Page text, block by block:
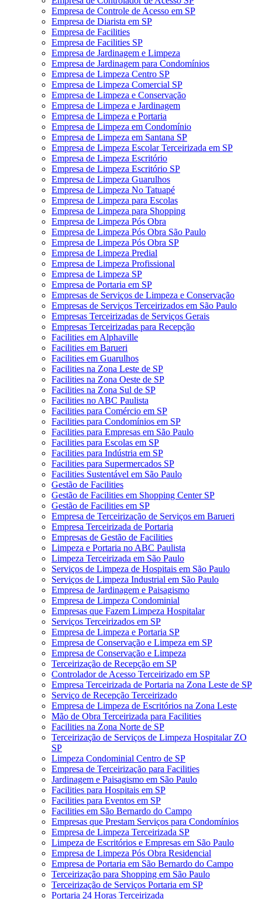
Empresa de Controle de Acesso em SP
Empresa de Diarista em SP
Empresa de Facilities
Empresa de Facilities SP
Empresa de Jardinagem e Limpeza
Empresa de Jardinagem para Condomínios
Empresa de Limpeza Centro SP
Empresa de Limpeza Comercial SP
Empresa de Limpeza e Conservação
Empresa de Limpeza e Jardinagem
Empresa de Limpeza e Portaria
Empresa de Limpeza em Condomínio
Empresa de Limpeza em Santana SP
Empresa de Limpeza Escolar Terceirizada em SP
Empresa de Limpeza Escritório
Empresa de Limpeza Escritório SP
Empresa de Limpeza Guarulhos
Empresa de Limpeza No Tatuapé
Empresa de Limpeza para Escolas
Empresa de Limpeza para Shopping
Empresa de Limpeza Pós Obra
Empresa de Limpeza Pós Obra São Paulo
Empresa de Limpeza Pós Obra SP
Empresa de Limpeza Predial
Empresa de Limpeza Profissional
Empresa de Limpeza SP
Empresa de Portaria em SP
Empresas de Serviços de Limpeza e Conservação
Empresas de Serviços Terceirizados em São Paulo
Empresas Terceirizadas de Serviços Gerais
Empresas Terceirizadas para Recepção
Facilities em Alphaville
Facilities em Barueri
Facilities em Guarulhos
Facilities na Zona Leste de SP
Facilities na Zona Oeste de SP
Facilities na Zona Sul de SP
Facilities no ABC Paulista
Facilities para Comércio em SP
Facilities para Condomínios em SP
Facilities para Empresas em São Paulo
Facilities para Escolas em SP
Facilities para Indústria em SP
Facilities para Supermercados SP
Facilities Sustentável em São Paulo
Gestão de Facilities
Gestão de Facilities em Shopping Center SP
Gestão de Facilities em SP
Empresa de Terceirização de Serviços em Barueri
Empresa Terceirizada de Portaria
Empresas de Gestão de Facilities
Limpeza e Portaria no ABC Paulista
Limpeza Terceirizada em São Paulo
Serviços de Limpeza de Hospitais em São Paulo
Serviços de Limpeza Industrial em São Paulo
Empresa de Jardinagem e Paisagismo
Empresa de Limpeza Condominial
Empresas que Fazem Limpeza Hospitalar
Serviços Terceirizados em SP
Empresa de Limpeza e Portaria SP
Empresa de Conservação e Limpeza em SP
Empresa de Conservação e Limpeza
Terceirização de Recepção em SP
Controlador de Acesso Terceirizado em SP
Empresa Terceirizada de Portaria na Zona Leste de SP
Serviço de Recepção Terceirizado
Empresa de Limpeza de Escritórios na Zona Leste
Mão de Obra Terceirizada para Facilities
Facilities na Zona Norte de SP
Terceirização de Serviços de Limpeza Hospitalar ZO
SP
Limpeza Condominial Centro de SP
Empresa de Terceirização para Facilities
Jardinagem e Paisagismo em São Paulo
Facilities para Hospitais em SP
Facilities para Eventos em SP
Facilities em São Bernardo do Campo
Empresas que Prestam Serviços para Condomínios
Empresa de Limpeza Terceirizada SP
Limpeza de Escritórios e Empresas em São Paulo
Empresa de Limpeza Pós Obra Residencial
Empresa de Portaria em São Bernardo do Campo
Terceirização para Shopping em São Paulo
Terceirização de Serviços Portaria em SP
Portaria 24 Horas Terceirizada